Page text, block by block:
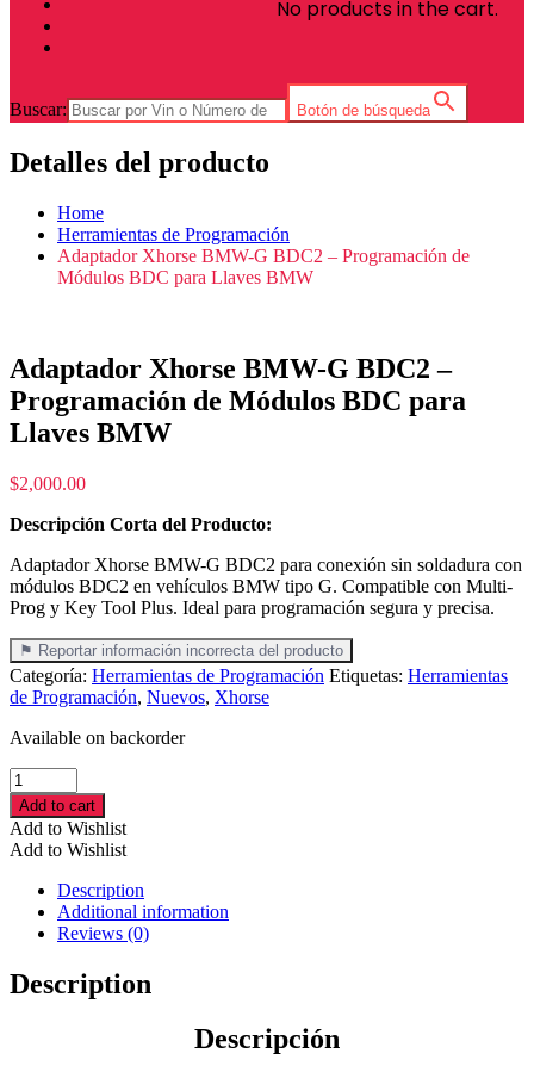
No products in the cart.
Buscar: Botón de búsqueda
Detalles del producto
Home
Herramientas de Programación
Adaptador Xhorse BMW-G BDC2 – Programación de
Módulos BDC para Llaves BMW
Adaptador Xhorse BMW-G BDC2 –
Programación de Módulos BDC para
Llaves BMW
$2,000.00
Descripción Corta del Producto:
Adaptador Xhorse BMW-G BDC2 para conexión sin soldadura con
módulos BDC2 en vehículos BMW tipo G. Compatible con Multi-
Prog y Key Tool Plus. Ideal para programación segura y precisa.
⚑ Reportar información incorrecta del producto
Categoría: Herramientas de Programación Etiquetas: Herramientas
de Programación, Nuevos, Xhorse
Available on backorder
Adaptador
Xhorse
BMW-
G
BDC2
Programación
Módulos
BDC
para
Add to cart
Add to Wishlist
Add to Wishlist
Description
Additional information
Reviews (0)
Description
Descripción